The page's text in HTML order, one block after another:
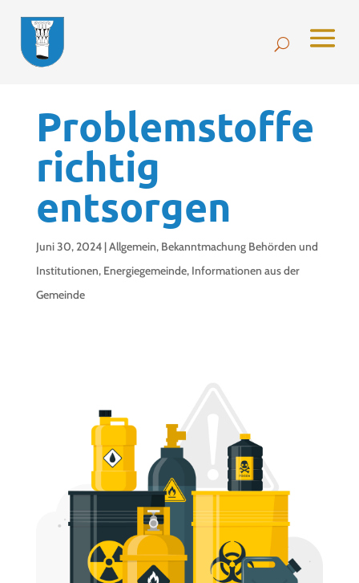
Problemstoffe
richtig
entsorgen
Juni 30, 2024|Allgemein, Bekanntmachung Behörden und
Institutionen, Energiegemeinde, Informationen aus der
Gemeinde